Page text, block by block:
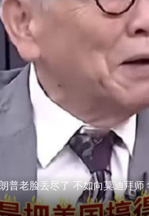
普老脸丢尽了 不如向莫迪拜师